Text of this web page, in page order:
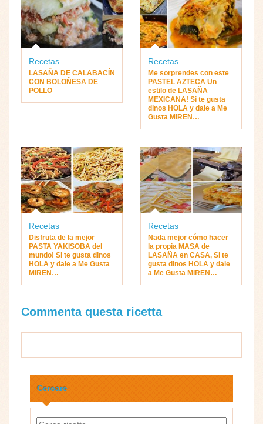
Recetas
LASAÑA DE CALABACÍN
CON BOLOÑESA DE
POLLO
Recetas
Me sorprendes con este
PASTEL AZTECA Un
estilo de LASAÑA
MEXICANA! Si te gusta
dinos HOLA y dale a Me
Gusta MIREN…
Recetas
Disfruta de la mejor
PASTA YAKISOBA del
mundo! Si te gusta dinos
HOLA y dale a Me Gusta
MIREN…
Recetas
Nada mejor cómo hacer
la propia MASA de
LASAÑA en CASA, Si te
gusta dinos HOLA y dale
a Me Gusta MIREN…
Commenta questa ricetta
Cercare